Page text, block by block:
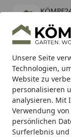
Unsere Seite
Technologien,
Website zu
personalisieren
analysieren. Mit
Verwendung
persönlichen
Surferlebnis
kostenlos -
Alle Produkte
Mein Konto
Suchen
Karibu Pools